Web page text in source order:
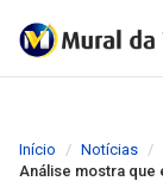
Início Notícias
Análise mostra que